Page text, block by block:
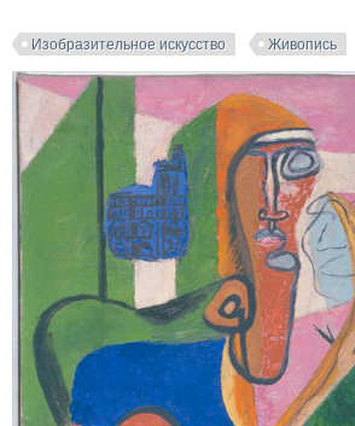
Изобразительное искусство Живопись